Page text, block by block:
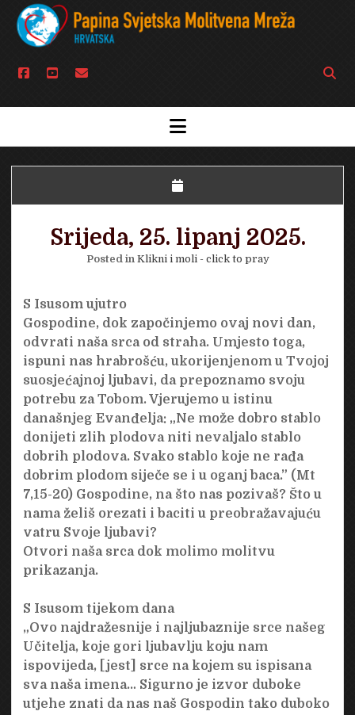
facebook
youtubeemail
Open
bar
open
menu
Srijeda, 25. lipanj 2025.
Posted in Klikni i moli - click to pray
S Isusom ujutro
Gospodine, dok započinjemo ovaj novi dan,
odvrati naša srca od straha. Umjesto toga,
ispuni nas hrabrošću, ukorijenjenom u Tvojoj
suosjećajnoj ljubavi, da prepoznamo svoju
potrebu za Tobom. Vjerujemo u istinu
današnjeg Evanđelja: „Ne može dobro stablo
donijeti zlih plodova niti nevaljalo stablo
dobrih plodova. Svako stablo koje ne rađa
dobrim plodom siječe se i u oganj baca.” (Mt
7,15-20) Gospodine, na što nas pozivaš? Što u
nama želiš orezati i baciti u preobražavajuću
vatru Svoje ljubavi?
Otvori naša srca dok molimo molitvu
prikazanja.
S Isusom tijekom dana
„Ovo najdražesnije i najljubaznije srce našeg
Učitelja, koje gori ljubavlju koju nam
ispovijeda, [jest] srce na kojem su ispisana
sva naša imena… Sigurno je izvor duboke
utjehe znati da nas naš Gospodin tako duboko